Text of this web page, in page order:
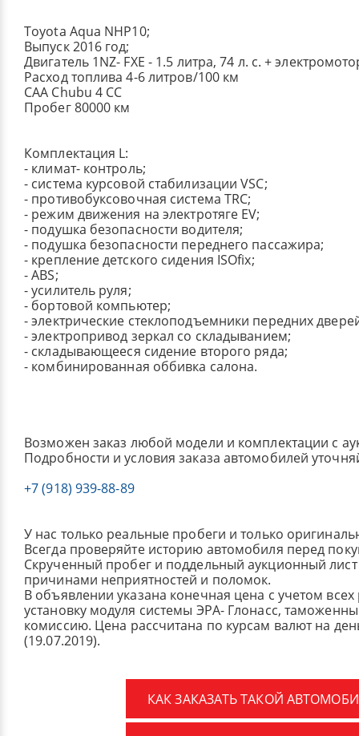
Toyota Aqua NHP10;
Выпуск 2016 год;
Двигатель 1NZ- FXE - 1.5 литра, 74 л. с. +
Расход топлива 4-6 литров/100 км
CAA Chubu 4 CC
Пробег 80000 км
Комплектация L:
- климат- контроль;
- система курсовой стабилизации VSC;
- противобуксовочная система TRC;
- режим движения на электротяге EV;
- подушка безопасности водителя;
- подушка безопасности переднего пассажира;
- крепление детского сидения ISOfix;
- ABS;
- усилитель руля;
- бортовой компьютер;
- электрические стеклоподъемники передних
- электропривод зеркал со складыванием;
- складывающееся сидение второго ряда;
​- комбинированная оббивка салона.
Возможен заказ любой модели и комплектации с
Подробности и условия заказа автомобилей
+7 (918) 939-88-89
У нас только реальные пробеги и только
Всегда проверяйте историю автомобиля перед
Скрученный пробег и поддельный аукционный лист
причинами неприятностей и поломок.
В объявлении указана конечная цена с учетом
установку модуля системы ЭРА- Глонасс,
комиссию. Цена рассчитана по курсам валют на
(19.07.2019).
КАК ЗАКАЗАТЬ ТАКОЙ